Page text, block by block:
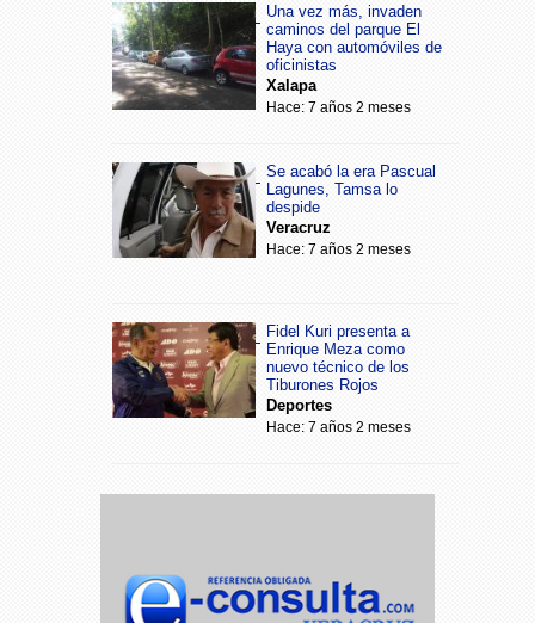
Una vez más, invaden
caminos del parque El
Haya con automóviles de
oficinistas
Xalapa
Hace: 7 años 2 meses
Se acabó la era Pascual
Lagunes, Tamsa lo
despide
Veracruz
Hace: 7 años 2 meses
Fidel Kuri presenta a
Enrique Meza como
nuevo técnico de los
Tiburones Rojos
Deportes
Hace: 7 años 2 meses